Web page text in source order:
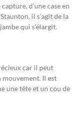
d’une case en
il s’agit de la
qui s’élargit.
car il peut
mouvement. Il est
une tête et un cou de